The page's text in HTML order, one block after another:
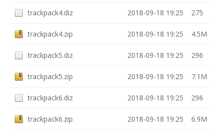
trackpack4.diz 2018-09-18 19:25 275
trackpack4.zip 2018-09-18 19:25 4.5M
trackpack5.diz 2018-09-18 19:25 296
trackpack5.zip 2018-09-18 19:25 7.1M
trackpack6.diz 2018-09-18 19:25 296
trackpack6.zip 2018-09-18 19:25 6.9M